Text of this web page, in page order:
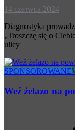
14 czerwca 2024
Diagnostyka
„Troszczę się o
ulicy
SPONSOROWANE
Weź żelazo na